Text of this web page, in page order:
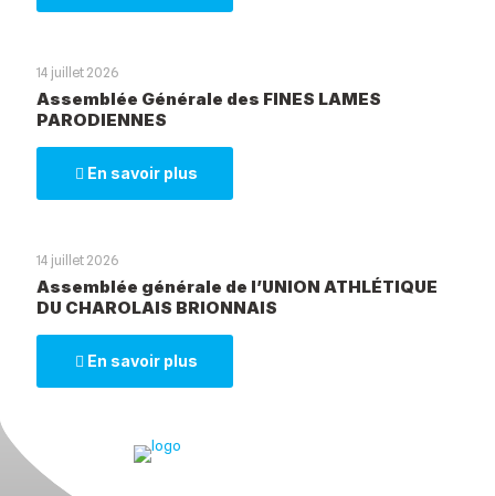
14 juillet 2026
Assemblée Générale des FINES LAMES
PARODIENNES
En savoir plus
14 juillet 2026
Assemblée générale de l’UNION ATHLÉTIQUE
DU CHAROLAIS BRIONNAIS
En savoir plus